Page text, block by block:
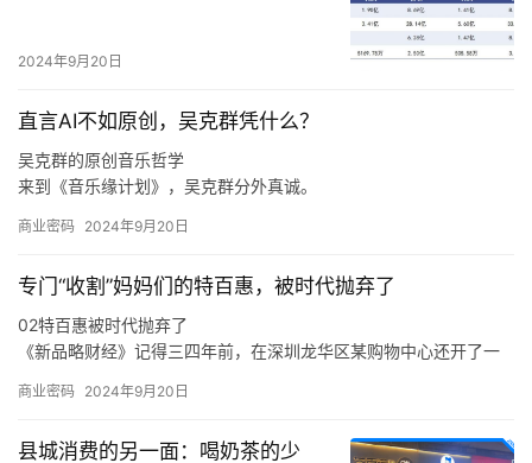
们一定是做好准备了再去的，比如上海的消费者到底要什么，我们
进去应该怎么做才可以让更多的店做得更好，古茗能够给上海的消
费者带来什么样的不同呢，这些是我们要去思考的。
2024年9月20日
直言AI不如原创，吴克群凭什么？
吴克群的原创音乐哲学
来到《音乐缘计划》，吴克群分外真诚。
是源自于他与原创音乐人之间的惺惺相惜。
目的嘉宾，他也是作为一名原创音乐人出现在舞台上，让一切热爱
与纯粹都具象化。
于是，面对当下音乐生态的顽疾，新生代音乐人的困境，吴克群会
商业密码 2024年9月20日
专门“收割”妈妈们的特百惠，被时代抛弃了
02特百惠被时代抛弃了
《新品略财经》记得三四年前，在深圳龙华区某购物中心还开了一
卖得还不错。
的产物，这与消费环境、消费需求、市场竞争，乃至是与特百惠的
商业密码 2024年9月20日
县城消费的另一面：喝奶茶的少